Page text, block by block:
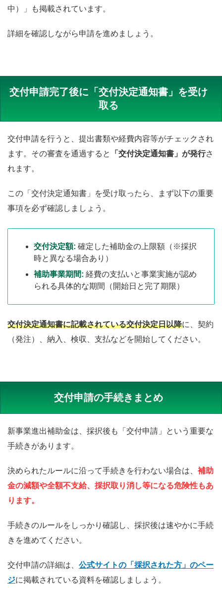
中）」も掲載されています。
詳細を確認しながら申請を進めましょう。
交付申請完了後に「交付決定通知書」を受け
取る
交付申請を行うと、提出書類や経費内容等がチェックされ
ます。その審査を通過すると
「交付決定通知書」が発行さ
れます。
この「交付決定通知書」を受け取ったら、まず以下の重要
事項を必ず確認しましょう。
交付決定額: 確定した補助金の上限額（※採択
時と異なる場合あり）
補助事業期間: 経費の支払いと事業実施が認め
られる具体的な期間（開始日と完了期限）
交付決定通知書に記載されている交付決定日以降に、契約
（発注）、納入、検収、支払などを開始してください。
交付申請の手続きまとめ
新事業進出補助金は、採択後も「交付申請」という重要な
手続きがあります。
決められたルールに沿って手続きを行わない場合は、 補助
金の減額や全額不支給、採択取り消し等になる危険性もあ
ります。
手続きのルールをしっかり確認し、採択後は速やかに手続
きを進めてください。
交付申請の詳細は、 公式サイトの「採択された方」のペー
ジに掲載されている資料を確認しましょう。